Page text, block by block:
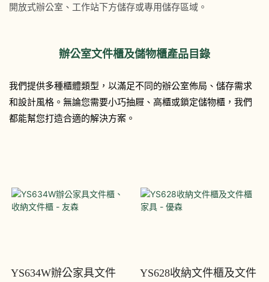
開放式辦公室、工作站下方儲存或專用儲存區域。
辦公室文件櫃及儲物櫃產品目錄
我們提供多種櫃體類型，以滿足不同的辦公室佈局、儲存需求
和設計風格。無論您需要小巧抽屜、高櫃或鎖定儲物櫃，我們
都能幫您打造合適的解決方案。
YS634W辦公家具文件
YS628收納文件櫃及文件